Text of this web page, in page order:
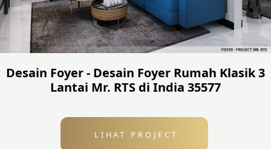
Desain Foyer - Desain Foyer Rumah Klasik 3
Lantai Mr. RTS di India 35577
LIHAT PROJECT